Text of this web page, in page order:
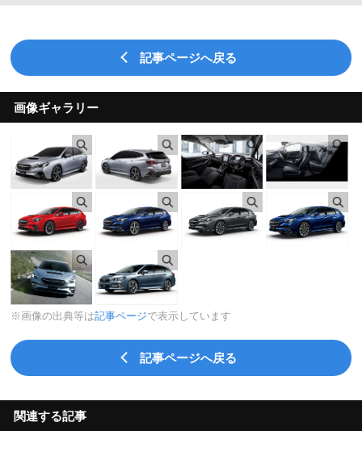
記事ページへ戻る
画像ギャラリー
※画像の出典等は記事ページで表示しています
記事ページへ戻る
関連する記事